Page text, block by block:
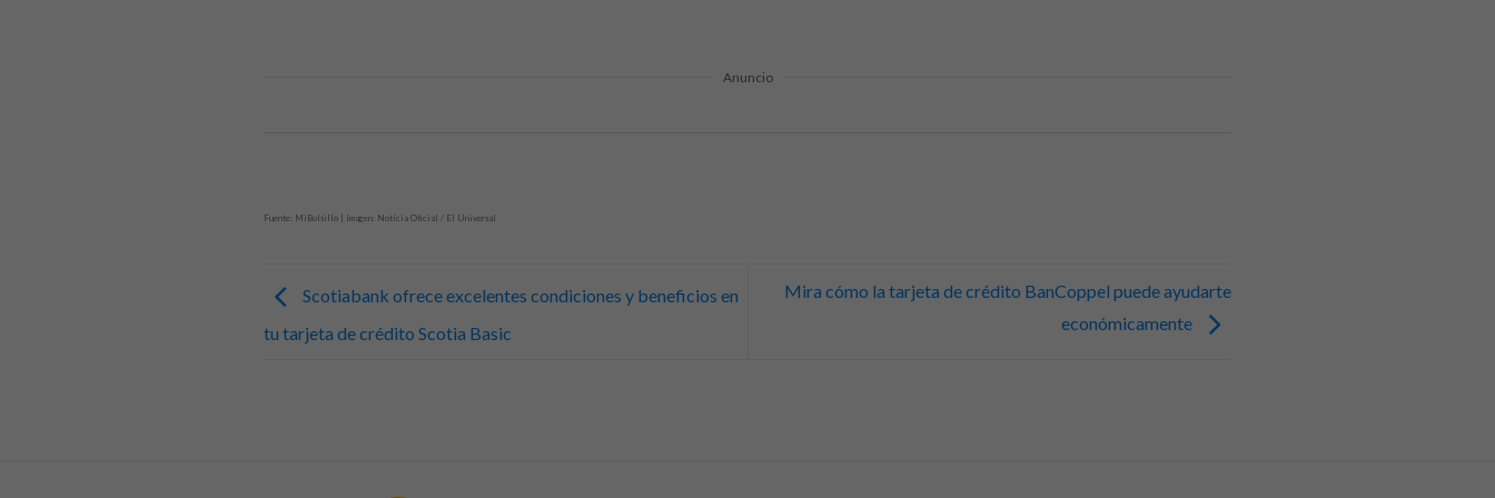
Anuncio
Fuente: MiBolsillo | Imagen: Notícia Oficial / El Universal
Scotiabank ofrece excelentes condiciones y beneficios en
tu tarjeta de crédito Scotia Basic
Mira cómo la tarjeta de crédito BanCoppel puede ayudarte
económicamente